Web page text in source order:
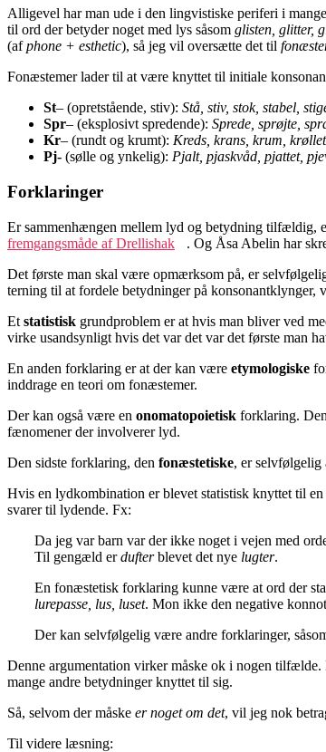
Alligevel har man ude i den lingvistiske periferi i
til ord der betyder noget med lys såsom glisten, glitter,
(afphone + esthetic), så jeg vil oversætte det til
Fonæstemer lader til at være knyttet til initiale
St– (opretstående, stiv): Stå, stiv, stok, stabel,
Spr– (eksplosivt spredende): Sprede, sprøjte,
Kr– (rundt og krumt): Kreds, krans, krum,
Pj- (sølle og ynkelig): Pjalt, pjaskvåd, pjattet,
Forklaringer
Er sammenhængen mellem lyd og betydning tilfældig,
fremgangsmåde af Drellishak
. Og Åsa Abelin har
Det første man skal være opmærksom på, er
terning til at fordele betydninger på konsonantklynger,
Et statistisk grundproblem er at hvis man bliver ved
virke usandsynligt hvis det var det var det første man
En anden forklaring er at der kan være etymologiske
inddrage en teori om fonæstemer.
Der kan også være en onomatopoietisk forklaring.
fænomener der involverer lyd.
Den sidste forklaring, den fonæstetiske, er selvfølgelig
Hvis en lydkombination er blevet statistisk knyttet til
svarer til lydende. Fx:
Da jeg var barn var der ikke noget i vejen med
Til gengæld erdufterblevet det nye lugter.
En fonæstetisk forklaring kunne være at ord der
lurepasse, lus, luset. Mon ikke den negative
Der kan selvfølgelig være andre forklaringer,
Denne argumentation virker måske ok i nogen
mange andre betydninger knyttet til sig.
Så, selvom der måske er noget om det, vil jeg nok
Til videre læsning: